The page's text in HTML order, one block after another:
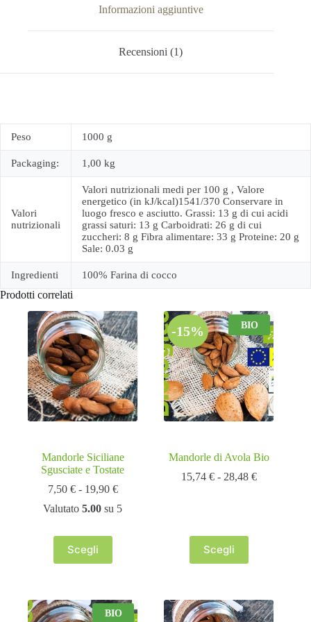
Informazioni aggiuntive
Recensioni (1)
Peso 1000 g
Packaging: 1,00 kg
Valori
nutrizionali
Valori nutrizionali medi per 100 g , Valore
energetico (in kJ/kcal)1541/370 Conservare in
luogo fresco e asciutto. Grassi: 13 g di cui acidi
grassi saturi: 13 g Carboidrati: 26 g di cui
zuccheri: 8 g Fibra alimentare: 33 g Proteine: 20 g
Sale: 0.03 g
Ingredienti 100% Farina di cocco
Prodotti correlati
Mandorle Siciliane
Sgusciate e Tostate
7,50 € - 19,90 €Fascia
prezzo:
Valutato5.00 su 5
Scegli
Questo
prodotto
varianti.
Le
-15% BIO
Mandorle di Avola Bio
15,74 € - 28,48 €Fascia
Scegli
Questo
prodotto
varianti.
Le
BIO